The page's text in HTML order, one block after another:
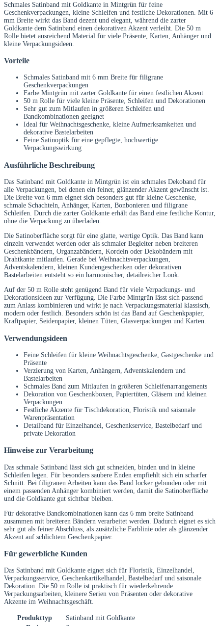
Schmales Satinband mit Goldkante in Mintgrün für feine
Geschenkverpackungen, kleine Schleifen und festliche Dekorationen. Mit 6
mm Breite wirkt das Band dezent und elegant, während die zarter
Goldkante dem Satinband einen dekorativen Akzent verleiht. Die 50 m
Rolle bietet ausreichend Material für viele Präsente, Karten, Anhänger und
kleine Verpackungsideen.
Vorteile
Schmales Satinband mit 6 mm Breite für filigrane
Geschenkverpackungen
Farbe Mintgrün mit zarter Goldkante für einen festlichen Akzent
50 m Rolle für viele kleine Präsente, Schleifen und Dekorationen
Sehr gut zum Mitlaufen in größeren Schleifen und
Bandkombinationen geeignet
Ideal für Weihnachtsgeschenke, kleine Aufmerksamkeiten und
dekorative Bastelarbeiten
Feine Satinoptik für eine gepflegte, hochwertige
Verpackungswirkung
Ausführliche Beschreibung
Das Satinband mit Goldkante in Mintgrün ist ein schmales Dekoband für
alle Verpackungen, bei denen ein feiner, glänzender Akzent gewünscht ist.
Die Breite von 6 mm eignet sich besonders gut für kleine Geschenke,
schmale Schachteln, Anhänger, Karten, Bonbonieren und filigrane
Schleifen. Durch die zarter Goldkante erhält das Band eine festliche Kontur,
ohne die Verpackung zu überladen.
Die Satinoberfläche sorgt für eine glatte, wertige Optik. Das Band kann
einzeln verwendet werden oder als schmaler Begleiter neben breiteren
Geschenkbändern, Organzabändern, Kordeln oder Dekobändern mit
Drahtkante mitlaufen. Gerade bei Weihnachtsverpackungen,
Adventskalendern, kleinen Kundengeschenken oder dekorativen
Bastelarbeiten entsteht so ein harmonischer, detailreicher Look.
Auf der 50 m Rolle steht genügend Band für viele Verpackungs- und
Dekorationsideen zur Verfügung. Die Farbe Mintgrün lässt sich passend
zum Anlass kombinieren und wirkt je nach Verpackungsmaterial klassisch,
modern oder festlich. Besonders schön ist das Band auf Geschenkpapier,
Kraftpapier, Seidenpapier, kleinen Tüten, Glasverpackungen und Karten.
Verwendungsideen
Feine Schleifen für kleine Weihnachtsgeschenke, Gastgeschenke und
Präsente
Verzierung von Karten, Anhängern, Adventskalendern und
Bastelarbeiten
Schmales Band zum Mitlaufen in größeren Schleifenarrangements
Dekoration von Geschenkboxen, Papiertüten, Gläsern und kleinen
Verpackungen
Festliche Akzente für Tischdekoration, Floristik und saisonale
Warenpräsentation
Detailband für Einzelhandel, Geschenkservice, Bastelbedarf und
private Dekoration
Hinweise zur Verarbeitung
Das schmale Satinband lässt sich gut schneiden, binden und in kleine
Schleifen legen. Für besonders saubere Enden empfiehlt sich ein scharfer
Schnitt. Bei filigranen Arbeiten kann das Band locker gebunden oder mit
einem passenden Anhänger kombiniert werden, damit die Satinoberfläche
und die Goldkante gut sichtbar bleiben.
Für dekorative Bandkombinationen kann das 6 mm breite Satinband
zusammen mit breiteren Bändern verarbeitet werden. Dadurch eignet es sich
sehr gut als feiner Abschluss, als zusätzliche Farblinie oder als glänzender
Akzent auf schlichtem Geschenkpapier.
Für gewerbliche Kunden
Das Satinband mit Goldkante eignet sich für Floristik, Einzelhandel,
Verpackungsservice, Geschenkartikelhandel, Bastelbedarf und saisonale
Dekoration. Die 50 m Rolle ist praktisch für wiederkehrende
Verpackungsarbeiten, kleinere Serien von Präsenten oder dekorative
Akzente im Weihnachtsgeschäft.
Produkttyp
Satinband mit Goldkante